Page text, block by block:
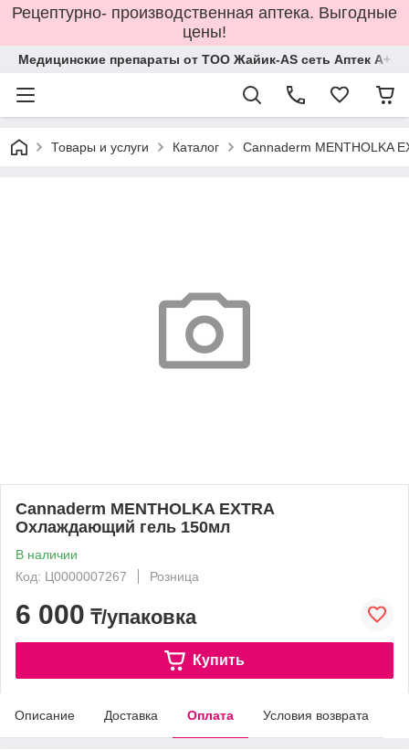
Рецептурно- производственная аптека. Выгодные
цены!
Медицинские препараты от ТОО Жайик-AS сеть Аптек А+
Товары и услуги Каталог Cannaderm MENTHOLKA
Cannaderm MENTHOLKA EXTRA
Охлаждающий гель 150мл
В наличии
Код: Ц0000007267
Розница
6 000 ₸/упаковка
Купить
Описание Доставка Оплата Условия возврата